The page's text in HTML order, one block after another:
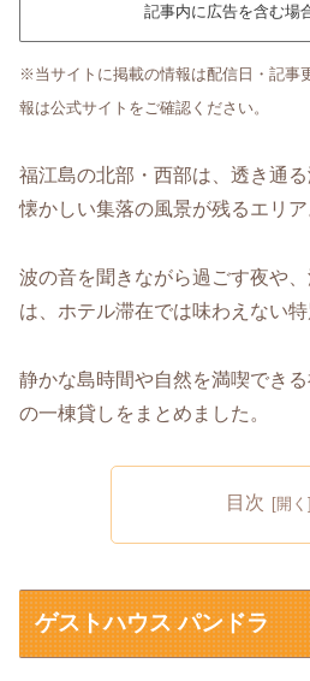
記事内に広告を含む場
※当サイトに掲載の情報は配信日・記事
報は公式サイトをご確認ください。
福江島の北部・西部は、透き通
懐かしい集落の風景が残るエリア
波の音を聞きながら過ごす夜や
は、ホテル滞在では味わえない
静かな島時間や自然を満喫でき
の一棟貸しをまとめました。
目次
ゲストハウス パンドラ